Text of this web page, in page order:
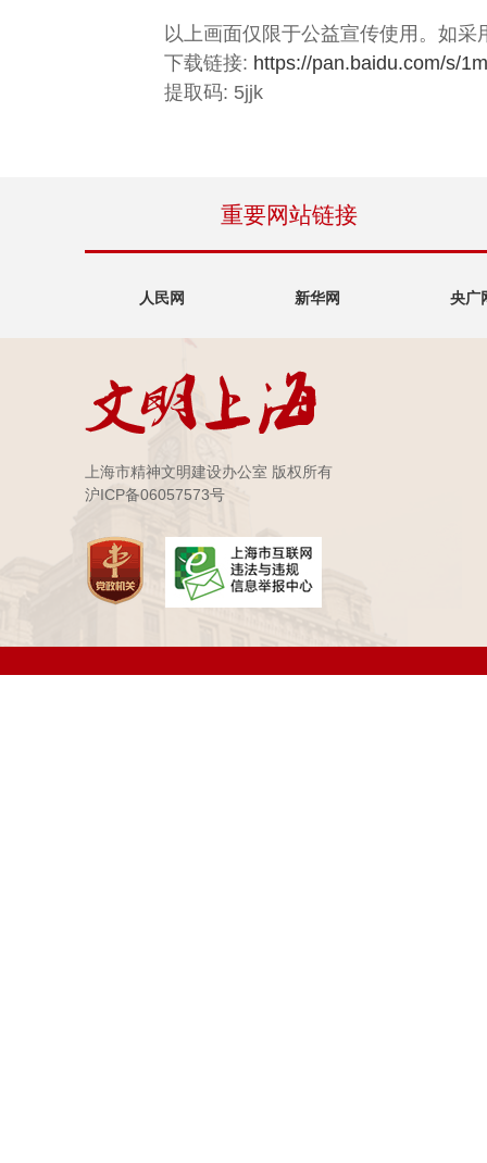
以上画面仅限于公益宣传使用。如
下载链接: https://pan.baidu.com/s/
提取码: 5jjk
重要网站链接
人民网 新华网 央广
上海市精神文明建设办公室 版权所有
沪ICP备06057573号